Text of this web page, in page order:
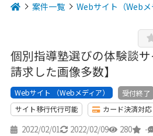
案件一覧 Webサイト（Webメ
個別指導塾選びの体験談
請求した画像多数】
Webサイト （Webメディア） 受付終了
サイト移行代行可能
カード決済対応
2022/02/01 2022/02/09 280 -